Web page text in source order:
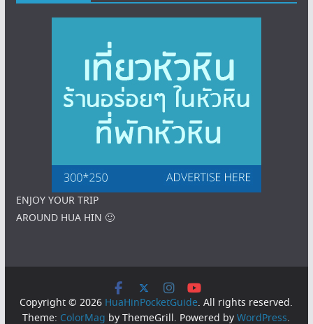
ENJOY YOUR TRIP
AROUND HUA HIN 🙂
Copyright © 2026 HuaHinPocketGuide. All rights reserved.
Theme: ColorMag by ThemeGrill. Powered byWordPress.